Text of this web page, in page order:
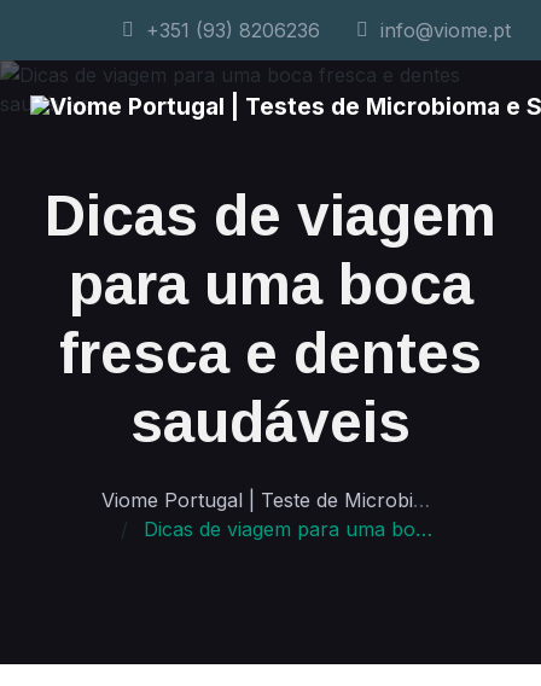
+351 (93) 8206236 info@viome.pt
Dicas de viagem
para uma boca
fresca e dentes
saudáveis
Viome Portugal | Teste de Microbioma e Saúde Personalizada
Dicas de viagem para uma boca fresca e dentes saudáveis